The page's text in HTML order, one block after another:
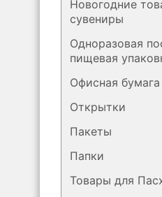
Новогодние
сувениры
Одноразовая
пищевая
Офисная бумага
Открытки
Пакеты
Папки
Товары для